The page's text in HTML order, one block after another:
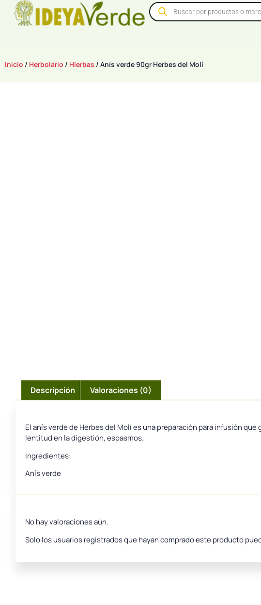
Inicio / Herbolario / Hierbas / Anís verde 90gr Herbes del Molí
Descripción Valoraciones (0)
El anís verde de Herbes del Molí es una preparación para infusión
lentitud en la digestión, espasmos.
Ingredientes:
Anís verde
No hay valoraciones aún.
Solo los usuarios registrados que hayan comprado este producto